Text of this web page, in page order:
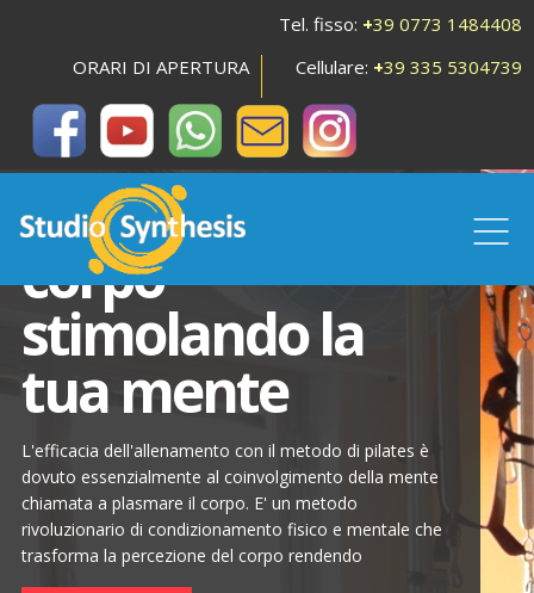
ORARI DI APERTURA
Tel. fisso: +39 0773 1484408
Cellulare: +39 335 5304739
Cambiamo il tuo
corpo
stimolando la
tua mente
L'efficacia dell'allenamento con il metodo di pilates è
dovuto essenzialmente al coinvolgimento della mente
chiamata a plasmare il corpo. E' un metodo
rivoluzionario di condizionamento fisico e mentale che
trasforma la percezione del corpo rendendo